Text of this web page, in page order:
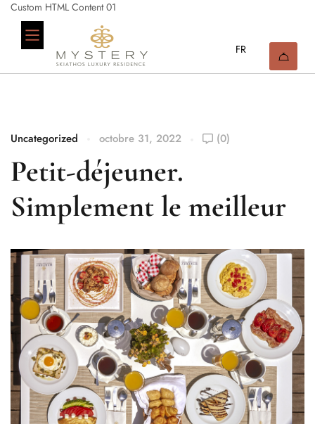
Custom HTML Content 01
Uncategorized octobre 31, 2022 (0)
Petit-déjeuner.
Simplement le meilleur